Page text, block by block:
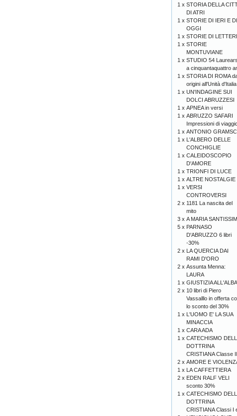
1 x STORIA DELLA
DI ATRI
1 x STORIE DI IERI E DI
OGGI
1 x STORIE DI
1 x STORIE
MONTUVIANE
1 x STUDIO 54
a cinquantaquattro
1 x STORIA DI ROMA
origini all'Unità d'Italia
1 x UN'INDAGINE SUI
DOLCI ABRUZZESI
1 x APNEA in versi
1 x ABRUZZO SAFARI
Impressioni di
1 x ANTONIO
1 x L'ALBERO DELLE
CONCHIGLIE
1 x CALEIDOSCOPIO
D'AMORE
1 x TRIONFI DI LUCE
1 x ALTRE NOSTALGIE
1 x VERSI
CONTROVERSI
2 x 1181 La nascita del
mito
3 x A MARIA
5 x PARNASO
D'ABRUZZO 6 libri
-30%
2 x LA QUERCIA DAI
RAMI D'ORO
2 x Assunta Menna:
LAURA
1 x GIUSTIZIA ALL'ALBA
2 x 10 libri di Piero
Vassalllo in offerta
lo sconto del 30%
1 x L'UOMO E' LA SUA
MINACCIA
1 x CARA ADA
1 x CATECHISMO
DOTTRINA
CRISTIANA Classe
2 x AMORE E
1 x LA CAFFETTIERA
2 x EDEN RALF VELI
sconto 30%
1 x CATECHISMO
DOTTRINA
CRISTIANA Classi I